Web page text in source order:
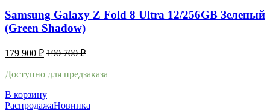
Samsung Galaxy Z Fold 8 Ultra 12/256GB Зеленый
(Green Shadow)
179 900 ₽ 190 700₽
Доступно для предзаказа
В корзину
РаспродажаНовинка